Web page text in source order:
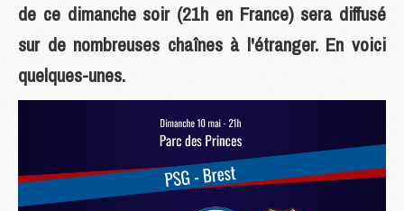
de ce dimanche soir (21h en France) sera diffusé
sur de nombreuses chaînes à l'étranger. En voici
quelques-unes.